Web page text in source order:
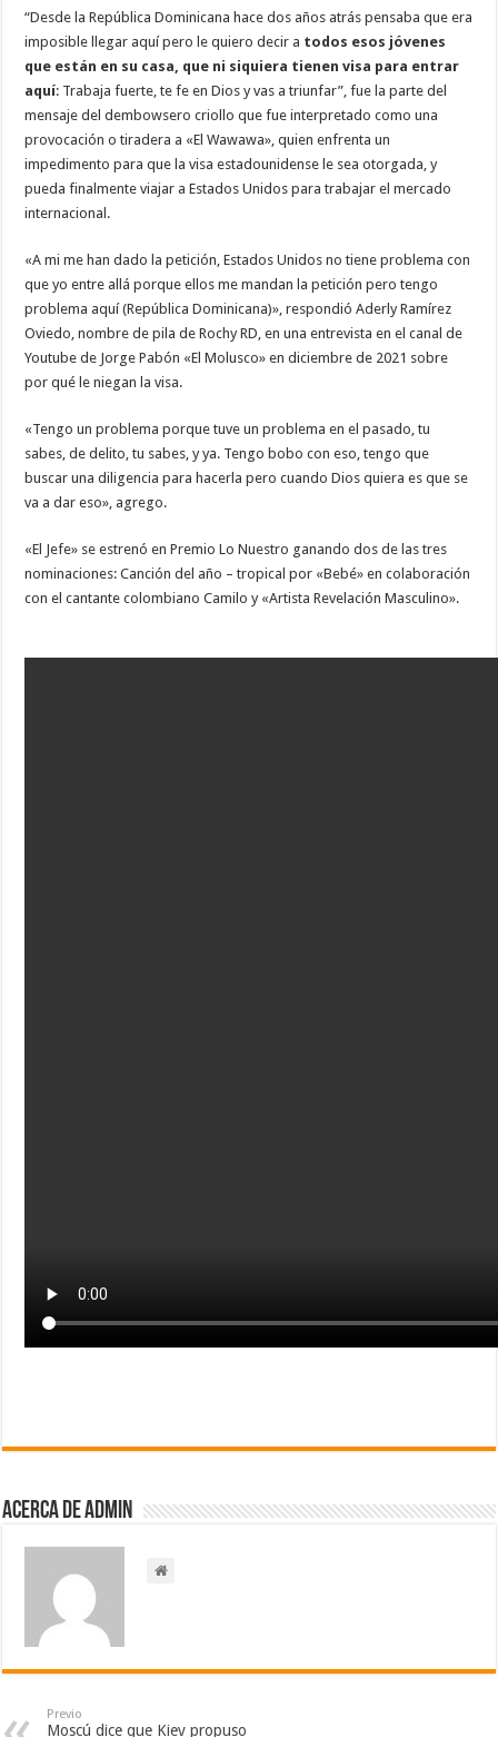
“Desde la República Dominicana hace dos años atrás pensaba que era
imposible llegar aquí pero le quiero decir a todos esos jóvenes
que están en su casa, que ni siquiera tienen visa para entrar
aquí: Trabaja fuerte, te fe en Dios y vas a triunfar”, fue la parte del
mensaje del dembowsero criollo que fue interpretado como una
provocación o tiradera a «El Wawawa», quien enfrenta un
impedimento para que la visa estadounidense le sea otorgada, y
pueda finalmente viajar a Estados Unidos para trabajar el mercado
internacional.
«A mi me han dado la petición, Estados Unidos no tiene problema con
que yo entre allá porque ellos me mandan la petición pero tengo
problema aquí (República Dominicana)», respondió Aderly Ramírez
Oviedo, nombre de pila de Rochy RD, en una entrevista en el canal de
Youtube de Jorge Pabón «El Molusco» en diciembre de 2021 sobre
por qué le niegan la visa.
«Tengo un problema porque tuve un problema en el pasado, tu
sabes, de delito, tu sabes, y ya. Tengo bobo con eso, tengo que
buscar una diligencia para hacerla pero cuando Dios quiera es que se
va a dar eso», agrego.
«El Jefe» se estrenó en Premio Lo Nuestro ganando dos de las tres
nominaciones: Canción del año – tropical por «Bebé» en colaboración
con el cantante colombiano Camilo y «Artista Revelación Masculino».
Acerca de admin
Previo
Moscú dice que Kiev propuso